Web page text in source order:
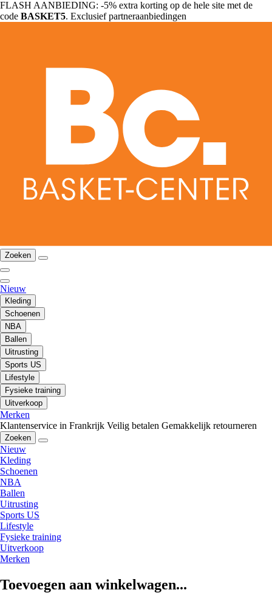
FLASH AANBIEDING: -5% extra korting op de hele site met de
code BASKET5. Exclusief partneraanbiedingen
Zoeken
Nieuw
Kleding
Schoenen
NBA
Ballen
Uitrusting
Sports US
Lifestyle
Fysieke training
Uitverkoop
Merken
Klantenservice in Frankrijk Veilig betalen Gemakkelijk retourneren
Zoeken
Nieuw
Kleding
Schoenen
NBA
Ballen
Uitrusting
Sports US
Lifestyle
Fysieke training
Uitverkoop
Merken
Toevoegen aan winkelwagen...